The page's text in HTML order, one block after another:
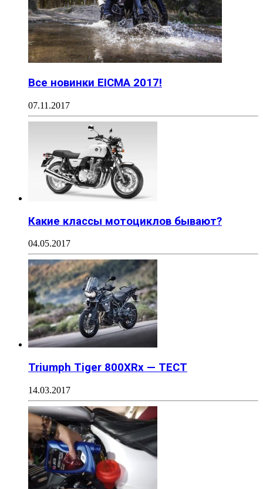
Все новинки EICMA 2017!
07.11.2017
Какие классы мотоциклов бывают?
04.05.2017
Triumph Tiger 800XRx — ТЕСТ
14.03.2017